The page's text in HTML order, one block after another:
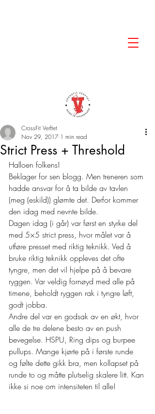
Strict Press + Threshold
CrossFit Verftet
Nov 29, 2017 1 min read
Halloen folkens!
Beklager for sen blogg. Men treneren som
hadde ansvar for å ta bilde av tavlen
(meg (eskild)) glømte det. Derfor kommer
den idag med nevnte bilde.
Dagen idag (i går) var først en styrke del
med 5×5 strict press, hvor målet var å
utføre presset med riktig teknikk. Ved å
bruke riktig teknikk oppleves det ofte
tyngre, men det vil hjelpe på å bevare
ryggen. Var veldig fornøyd med alle på
timene, beholdt ryggen rak i tyngre løft,
godt jobba.
Andre del var en godsak av en økt, hvor
alle de tre delene besto av en push
bevegelse. HSPU, Ring dips og burpee
pullups. Mange kjørte på i første runde
og følte dette gikk bra, men kollapset på
runde to og måtte plutselig skalere litt. Kan
ikke si noe om intensiteten til alle!